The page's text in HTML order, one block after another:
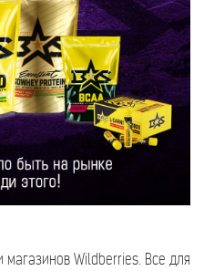
Wildberries. Все для